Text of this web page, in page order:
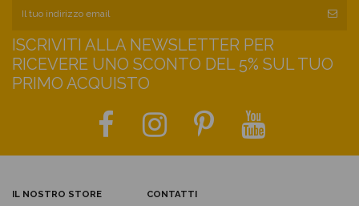
ISCRIVITI ALLA NEWSLETTER PER
RICEVERE UNO SCONTO DEL 5% SUL TUO
PRIMO ACQUISTO
IL NOSTRO STORE
CONTATTI